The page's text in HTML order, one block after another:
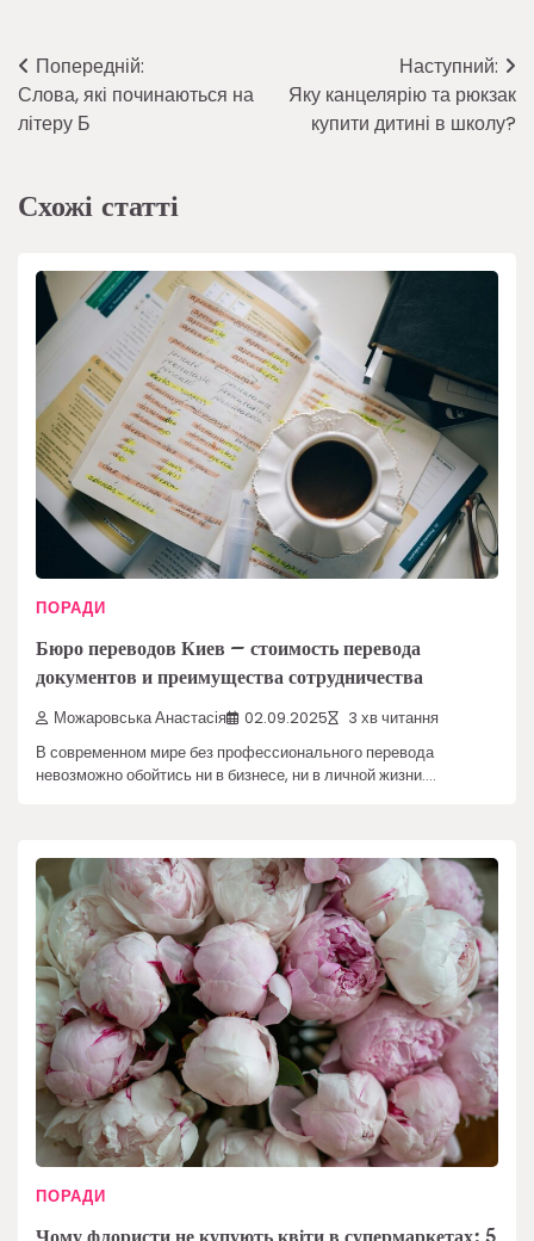
Навігація
записів
Попередній:
Слова, які починаються на
літеру Б
Наступний:
Яку канцелярію та рюкзак
купити дитині в школу?
Схожі статті
ПОРАДИ
Бюро переводов Киев – стоимость перевода
документов и преимущества сотрудничества
Можаровська Анастасія 02.09.2025 3 хв читання
В современном мире без профессионального перевода
невозможно обойтись ни в бизнесе, ни в личной жизни.…
ПОРАДИ